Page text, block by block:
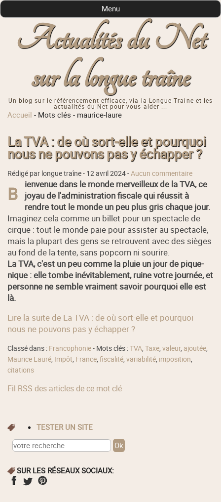
Actualités du Net
sur la longue traîne
Un blog sur le référencement efficace, via la Longue Traine et les
actualités du Net pour vous aider ...
Menu
Accueil - Mots clés - maurice-laure
La TVA : de où sort-elle et pourquoi
nous ne pouvons pas y échapper ?
Rédigé par longue traîne - 12 avril 2024-Aucun commentaire
B
ienvenue dans le monde merveilleux de la TVA, ce
joyau de l'administration fiscale qui réussit à
rendre tout le monde un peu plus gris chaque jour.
Imaginez cela comme un billet pour un spectacle de
cirque : tout le monde paie pour assister au spectacle,
mais la plupart des gens se retrouvent avec des sièges
au fond de la tente, sans popcorn ni sourire.
La TVA, c'est un peu comme la pluie un jour de pique-
nique : elle tombe inévitablement, ruine votre journée, et
personne ne semble vraiment savoir pourquoi elle est
là.
Lire la suite de La TVA : de où sort-elle et pourquoi
nous ne pouvons pas y échapper ?
Classé dans : Francophonie- Mots clés :TVA,Taxe,valeur, ajoutée,
Maurice Lauré, Impôt, France,fiscalité,variabilité, imposition,
citations
Fil RSS des articles de ce mot clé
TESTER UN SITE
SUR LES RÉSEAUX SOCIAUX: